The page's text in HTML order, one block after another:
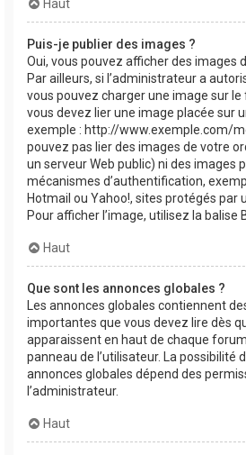
Haut
Puis-je publier des images ?
Oui, vous pouvez afficher des images
Par ailleurs, si l’administrateur a
vous pouvez charger une image sur
vous devez lier une image placée sur
exemple : http://www.exemple.com/
pouvez pas lier des images de votre
un serveur Web public) ni des images
mécanismes d’authentification,
Hotmail ou Yahoo!, sites protégés par
Pour afficher l’image, utilisez la balise
Haut
Que sont les annonces globales ?
Les annonces globales contiennent
importantes que vous devez lire dès
apparaissent en haut de chaque
panneau de l’utilisateur. La possibilité
annonces globales dépend des
l’administrateur.
Haut